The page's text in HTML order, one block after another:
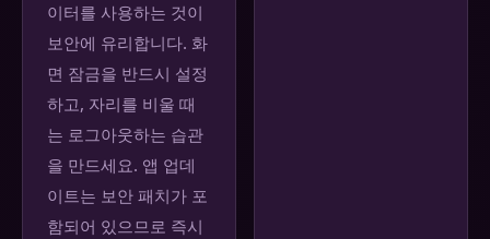
이터를 사용하는 것이
보안에 유리합니다. 화
면 잠금을 반드시 설정
하고, 자리를 비울 때
는 로그아웃하는 습관
을 만드세요. 앱 업데
이트는 보안 패치가 포
함되어 있으므로 즉시